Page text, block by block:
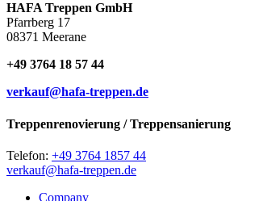
HAFA Treppen GmbH
Pfarrberg 17
08371 Meerane
+49 3764 18 57 44
verkauf@hafa-treppen.de
Treppenrenovierung / Treppensanierung
Telefon: +49 3764 1857 44
verkauf@hafa-treppen.de
Company